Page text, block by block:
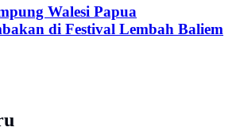
Walesi Papua
di Festival Lembah Baliem